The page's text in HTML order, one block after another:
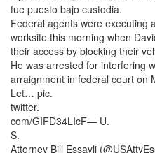
fue puesto bajo custodia.
Federal agents were executing
worksite this morning when
their access by blocking their
He was arrested for interfering
arraignment in federal court on
Let… pic.
twitter.
com/GIFD34LIcF— U.
S.
Attorney Bill Essayli